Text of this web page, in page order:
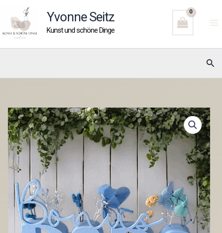
Inhalt
springen
Yvonne Seitz
Kunst und schöne Dinge